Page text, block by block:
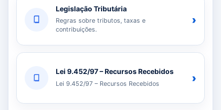
Legislação Tributária
Regras sobre tributos, taxas e
contribuições.
›
Lei 9.452/97 – Recursos Recebidos
Lei 9.452/97 – Recursos Recebidos ›